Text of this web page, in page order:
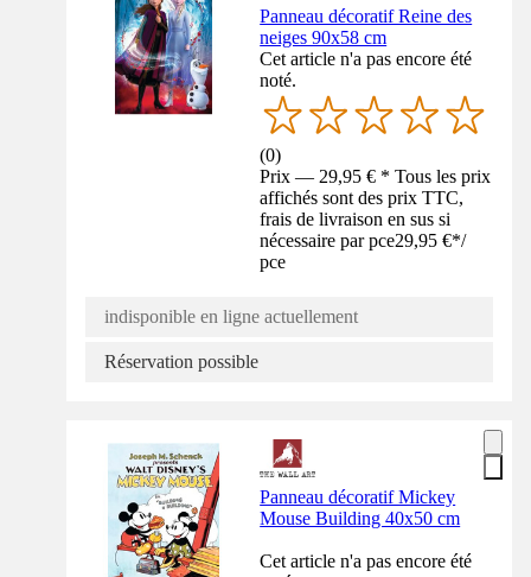
Panneau décoratif Reine des
neiges 90x58 cm
Cet article n'a pas encore été
noté.
(0)
Prix — 29,95 € * Tous les prix
affichés sont des prix TTC,
frais de livraison en sus si
nécessaire par pce29,95 €*/
pce
indisponible en ligne actuellement
Réservation possible
Panneau décoratif Mickey
Mouse Building 40x50 cm
Cet article n'a pas encore été